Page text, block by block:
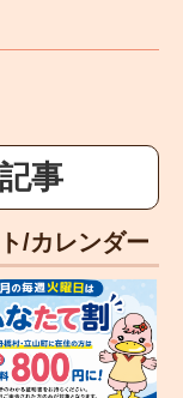
事
/カレンダー